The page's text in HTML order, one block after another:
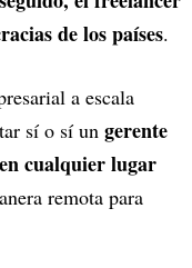
de los países.
a escala
sí o sí un gerente
cualquier lugar
remota para